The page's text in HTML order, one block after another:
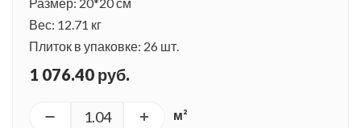
Размер: 20*20 см
Вес: 12.71 кг
Плиток в упаковке: 26 шт.
1 076.40 руб.
м²